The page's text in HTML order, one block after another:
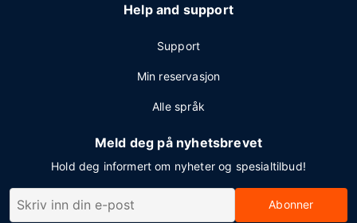
Help and support
Support
Min reservasjon
Alle språk
Meld deg på nyhetsbrevet
Hold deg informert om nyheter og spesialtilbud!
Abonner